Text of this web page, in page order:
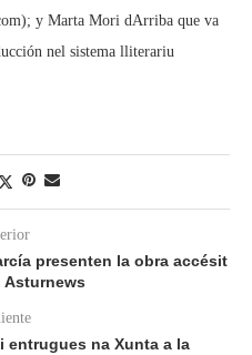
y Marta Mori dArriba que va
nel sistema lliterariu
presenten la obra accésit
Asturnews
entrugues na Xunta a la